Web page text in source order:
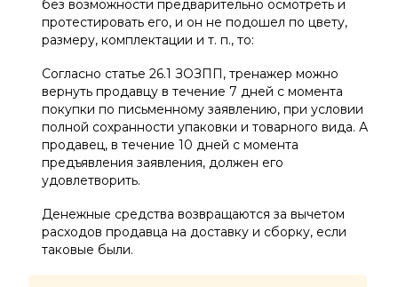
без возможности предварительно осмотреть и
протестировать его, и он не подошел по цвету,
размеру, комплектации и т. п., то:
Согласно статье 26.1 ЗОЗПП, тренажер можно
вернуть продавцу в течение 7 дней с момента
покупки по письменному заявлению, при условии
полной сохранности упаковки и товарного вида. А
продавец, в течение 10 дней с момента
предъявления заявления, должен его
удовлетворить.
Денежные средства возвращаются за вычетом
расходов продавца на доставку и сборку, если
таковые были.